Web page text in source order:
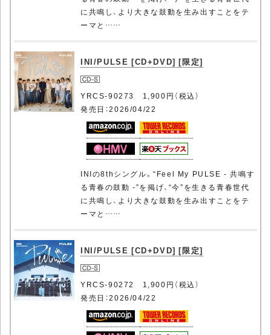
に共鳴し、より大きな鼓動を生み出すことをテ
ーマと……
INI/PULSE [CD+DVD] [限定]
YRCS-90273 1,900円（税込）
発売日：2026/04/22
INIの8thシングル。“Feel My PULSE - 共鳴す
る青春の鼓動 -”を掲げ、“今”を生きる青春世代
に共鳴し、より大きな鼓動を生み出すことをテ
ーマと……
INI/PULSE [CD+DVD] [限定]
YRCS-90272 1,900円（税込）
発売日：2026/04/22